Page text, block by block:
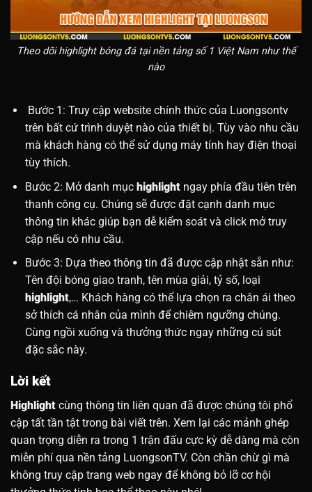
Theo dõi highlight bóng đá tại nền tảng số 1 Việt Nam như thế
nào
Bước 1: Truy cập website chính thức của Luongsontv
trên bất cứ trình duyệt nào của thiết bị. Tùy vào nhu cầu
mà khách hàng có thể sử dụng máy tính hay điện thoại
tùy thích.
Bước 2: Mở danh mục highlightngay phía đầu tiên trên
thanh công cụ. Chúng sẽ được đặt cạnh danh mục
thông tin khác giúp bạn dễ kiểm soát và click mở truy
cập nếu có nhu cầu.
Bước 3: Dựa theo thông tin đã được cập nhật sẵn như:
Tên đội bóng giao tranh, tên mùa giải, tỷ số, loại
highlight,… Khách hàng có thể lựa chọn ra chân ái theo
sở thích cá nhân của mình để chiêm ngưỡng chúng.
Cùng ngồi xuống và thưởng thức ngay những cú sút
đặc sắc này.
Lời kết
Highlight cùng thông tin liên quan đã được chúng tôi phổ
cập tất tần tật trong bài viết trên. Xem lại các mảnh ghép
quan trọng diễn ra trong 1 trận đấu cực kỳ dễ dàng mà còn
miễn phí qua nền tảng LuongsonTV. Còn chần chừ gì mà
không truy cập trang web ngay để không bỏ lỡ cơ hội